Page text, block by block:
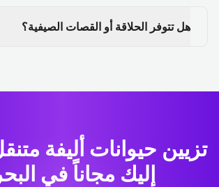
هل تتوفر الحلاقة أو القصات الصيفية؟
تزيين حيوانات أليفة
إليك مجاناً في